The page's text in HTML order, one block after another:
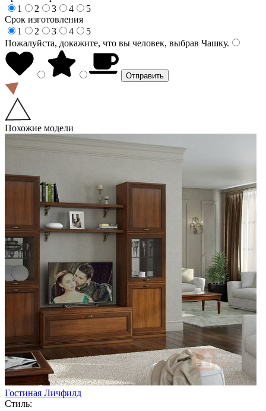
1
2 3 4
5
Срок изготовления
1
2 3 4
5
Пожалуйста, докажите, что вы человек, выбрав Чашку.
Похожие модели
Гостиная Личфилд
Стиль: